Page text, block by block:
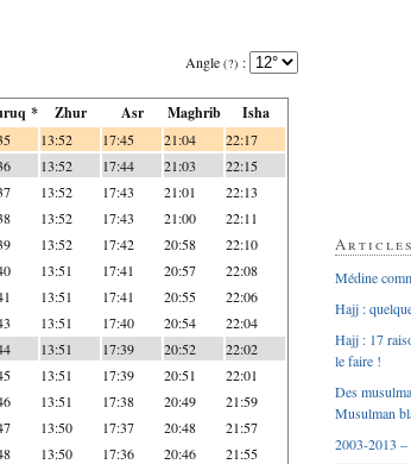
Angle (?) :
* Zhur Asr Maghrib Isha
13:52 17:45 21:04 22:17
13:52 17:44 21:03 22:15
13:52 17:43 21:01 22:13
13:52 17:43 21:00 22:11
13:52 17:42 20:58 22:10
13:51 17:41 20:57 22:08
13:51 17:41 20:55 22:06
13:51 17:40 20:54 22:04
13:51 17:39 20:52 22:02
13:51 17:39 20:51 22:01
13:51 17:38 20:49 21:59
13:50 17:37 20:48 21:57
13:50 17:36 20:46 21:55
Médine
Hajj :
Hajj : 17
le faire !
Des
Musulman
2003-2013 –